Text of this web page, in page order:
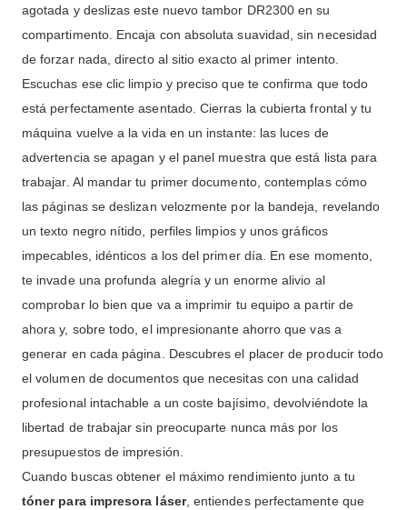
agotada y deslizas este nuevo tambor DR2300 en su
compartimento. Encaja con absoluta suavidad, sin necesidad
de forzar nada, directo al sitio exacto al primer intento.
Escuchas ese clic limpio y preciso que te confirma que todo
está perfectamente asentado. Cierras la cubierta frontal y tu
máquina vuelve a la vida en un instante: las luces de
advertencia se apagan y el panel muestra que está lista para
trabajar. Al mandar tu primer documento, contemplas cómo
las páginas se deslizan velozmente por la bandeja, revelando
un texto negro nítido, perfiles limpios y unos gráficos
impecables, idénticos a los del primer día. En ese momento,
te invade una profunda alegría y un enorme alivio al
comprobar lo bien que va a imprimir tu equipo a partir de
ahora y, sobre todo, el impresionante ahorro que vas a
generar en cada página. Descubres el placer de producir todo
el volumen de documentos que necesitas con una calidad
profesional intachable a un coste bajísimo, devolviéndote la
libertad de trabajar sin preocuparte nunca más por los
presupuestos de impresión.
Cuando buscas obtener el máximo rendimiento junto a tu
tóner para impresora láser, entiendes perfectamente que